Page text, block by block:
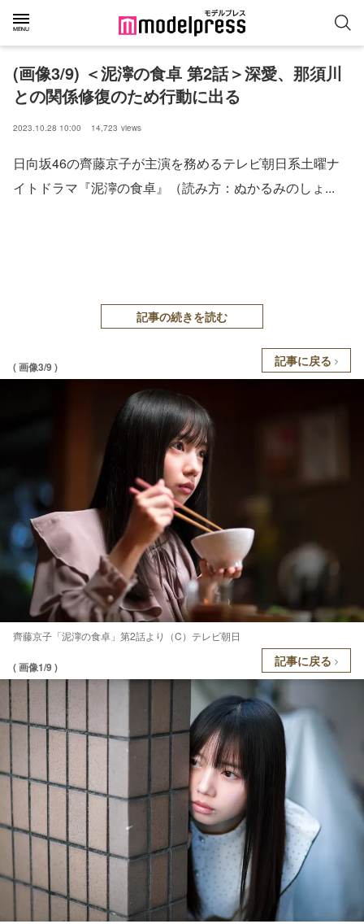
(画像3/9) ＜泥濘の食卓 第2話＞深愛、那須川
との関係修復のため行動に出る
2023.10.28 10:00 14,723 views
日向坂46の齊藤京子が主演を務めるテレビ朝日系土曜ナ
イトドラマ『泥濘の食卓』（読み方：ぬかるみのしょ...
記事の続きを読む
( 画像3/9 ) 記事に戻る
齊藤京子「泥濘の食卓」第2話より（C）テレビ朝日
( 画像1/9 ) 記事に戻る